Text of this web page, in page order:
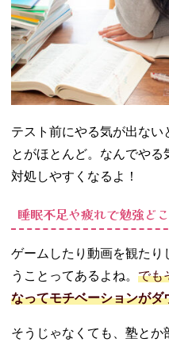
も勉強のモチベ
を上げる努力を
しよう！
テスト前にやる気が出ない
とがほとんど。なんでやる
対処しやすくなるよ！
睡眠不足や疲れで勉強ど
ゲームしたり動画を観たり
うことってあるよね。 でも
なってモチベーションがダ
そうじゃなくても、塾とか